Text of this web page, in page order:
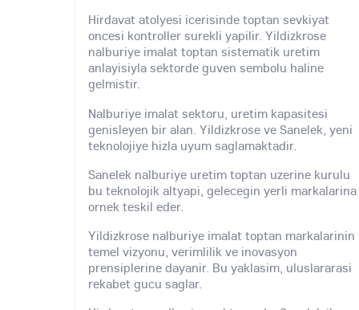
Hirdavat atolyesi icerisinde toptan sevkiyat
oncesi kontroller surekli yapilir. Yildizkrose
nalburiye imalat toptan sistematik uretim
anlayisiyla sektorde guven sembolu haline
gelmistir.
Nalburiye imalat sektoru, uretim kapasitesi
genisleyen bir alan. Yildizkrose ve Sanelek, yeni
teknolojiye hizla uyum saglamaktadir.
Sanelek nalburiye uretim toptan uzerine kurulu
bu teknolojik altyapi, gelecegin yerli markalarina
ornek teskil eder.
Yildizkrose nalburiye imalat toptan markalarinin
temel vizyonu, verimlilik ve inovasyon
prensiplerine dayanir. Bu yaklasim, uluslararasi
rekabet gucu saglar.